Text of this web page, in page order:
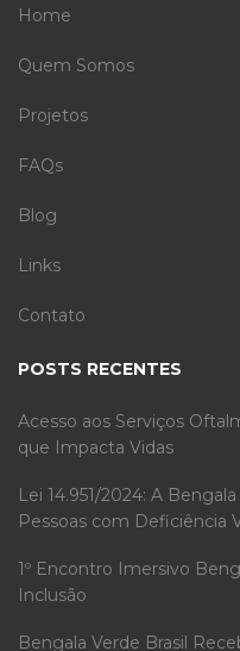
Home
Quem Somos
Projetos
FAQs
Blog
Links
Contato
POSTS RECENTES
Acesso aos Serviços
que Impacta Vidas
Lei 14.951/2024: A
Pessoas com Deficiência
1º Encontro Imersivo
Inclusão
Bengala Verde Brasil